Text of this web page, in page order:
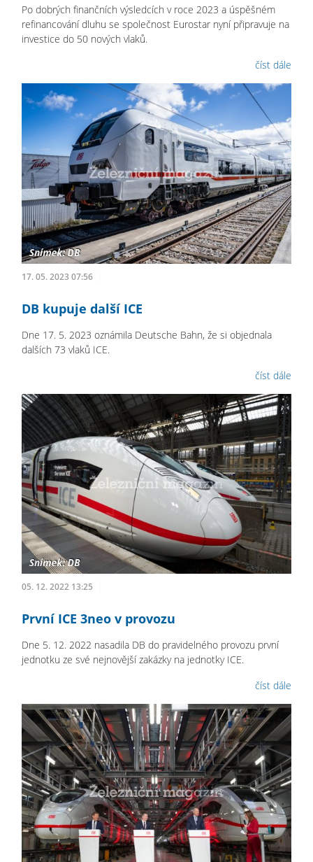
Po dobrých finančních výsledcích v roce 2023 a úspěšném
refinancování dluhu se společnost Eurostar nyní připravuje na
investice do 50 nových vlaků.
číst dále
17. 05. 2023 07:56
DB kupuje další ICE
Dne 17. 5. 2023 oznámila Deutsche Bahn, že si objednala
dalších 73 vlaků ICE.
číst dále
05. 12. 2022 13:25
První ICE 3neo v provozu
Dne 5. 12. 2022 nasadila DB do pravidelného provozu první
jednotku ze své nejnovější zakázky na jednotky ICE.
číst dále